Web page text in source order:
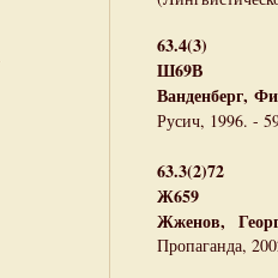
63.4(3)
Ш69В
Ванденберг,
Русич, 1996. -
63.3(2)72
Ж659
Жженов,
Пропаганда,